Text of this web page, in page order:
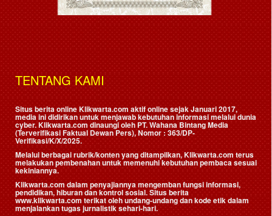
TENTANG KAMI
Situs berita online Klikwarta.com aktif online sejak Januari 2017,
media ini didirikan untuk menjawab kebutuhan informasi melalui dunia
cyber. Klikwarta.com dinaungi oleh PT. Wahana Bintang Media
(Terverifikasi Faktual Dewan Pers), Nomor : 363/DP-
Verifikasi/K/X/2025.
Melalui berbagai rubrik/konten yang ditampilkan, Klikwarta.com terus
melakukan pembenahan untuk memenuhi kebutuhan pembaca sesuai
kekiniannya.
Klikwarta.com dalam penyajiannya mengemban fungsi informasi,
pendidikan, hiburan dan kontrol sosial. Situs berita
www.klikwarta.com terikat oleh undang-undang dan kode etik dalam
menjalankan tugas jurnalistik sehari-hari.